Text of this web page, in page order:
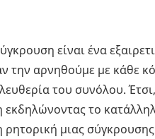
είναι ένα
την αρνηθούμε με κάθε
του συνόλου.
το
μιας